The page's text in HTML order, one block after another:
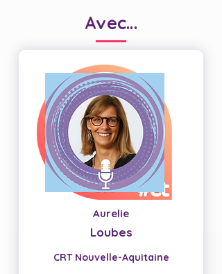
Avec...
Aurelie
Loubes
CRT Nouvelle-Aquitaine